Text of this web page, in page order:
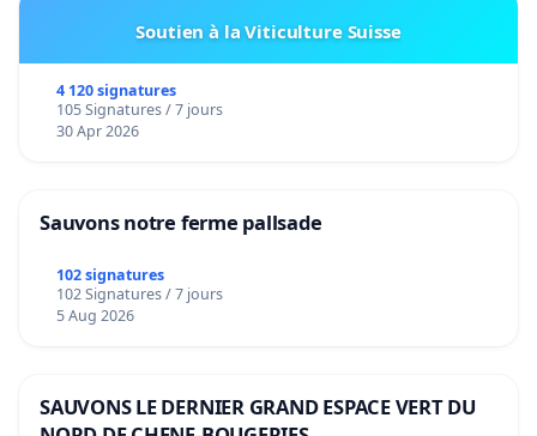
Soutien à la Viticulture Suisse
4 120 signatures
105 Signatures / 7 jours
30 Apr 2026
Sauvons notre ferme pallsade
102 signatures
102 Signatures / 7 jours
5 Aug 2026
SAUVONS LE DERNIER GRAND ESPACE VERT DU